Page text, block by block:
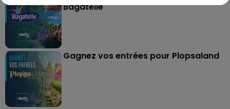
Bagatelle
Gagnez vos entrées pour Plopsaland